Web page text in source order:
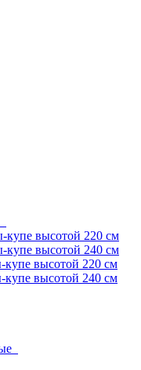
высотой 220 см
высотой 240 см
высотой 220 см
высотой 240 см